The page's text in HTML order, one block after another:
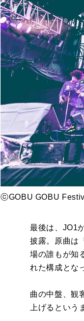
ⓒGOBU GOBU
最後は、JO1
披露。原曲は
場の誰もが知
れた構成とな
曲の中盤、観
上げるという